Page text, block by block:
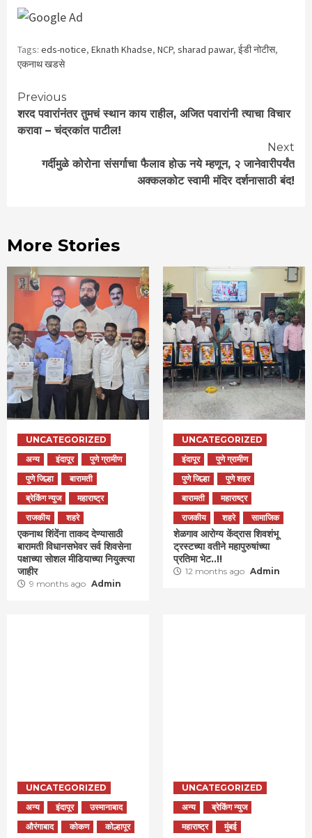
Tags: eds-notice, Eknath Khadse, NCP, sharad pawar, ईडी नोटीस,
एकनाथ खडसे
Continue
Reading
Previous
शरद पवारांनंतर तुमचं स्थान काय राहील, अजित पवारांनी त्याचा विचार
करावा – चंद्रकांत पाटील!
Next
गर्दीमुळे कोरोना संसर्गाचा फैलाव होऊ नये म्हणून, २ जानेवारीपर्यंत
अक्कलकोट स्वामी मंदिर दर्शनासाठी बंद!
More Stories
UNCATEGORIZED
अन्य
इंदापूर
पुणे ग्रामीण
पुणे जिल्हा
बारामती
ब्रेकिंग न्युज
महाराष्ट्र
राजकीय
शहरे
एकनाथ शिंदेंना ताकद देण्यासाठी
बारामती विधानसभेवर सर्व शिवसेना
पक्षाच्या सोशल मीडियाच्या नियुक्त्या
जाहीर
9 months ago Admin
UNCATEGORIZED
इंदापूर
पुणे ग्रामीण
पुणे जिल्हा
पुणे शहर
बारामती
महाराष्ट्र
राजकीय
शहरे सामाजिक
शेळगाव आरोग्य केंद्रास शिवशंभू
ट्रस्टच्या वतीने महापुरुषांच्या
प्रतिमा भेट..!!
12 months ago Admin
UNCATEGORIZED
अन्य
इंदापूर
उस्मानाबाद
औरंगाबाद
कोकण कोल्हापूर
UNCATEGORIZED
अन्य
ब्रेकिंग न्युज
महाराष्ट्र
मुंबई